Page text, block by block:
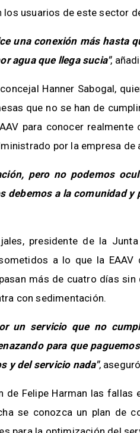
usuarios de este sector
una conexión más hasta
agua que llega sucia",
Hanner Sabogal,
que no se han de
para conocer
por la empresa
pero no podemos
debemos a la comunidad y
presidente de la
a lo que la EAAV
más de cuatro días
con sedimentación.
un servicio que no
para que
y del servicio nada",
de Felipe Harman las fallas
se conozca un plan de